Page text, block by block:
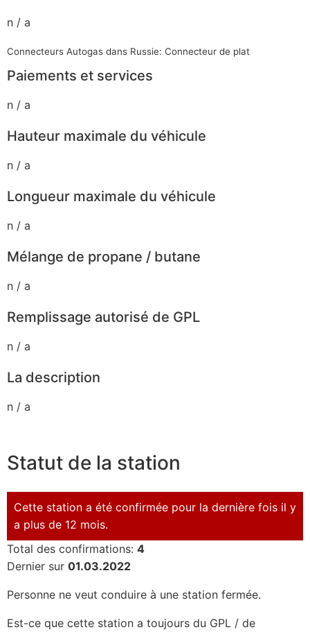
n / a
Connecteurs Autogas dans Russie: Connecteur de plat
Paiements et services
n / a
Hauteur maximale du véhicule
n / a
Longueur maximale du véhicule
n / a
Mélange de propane / butane
n / a
Remplissage autorisé de GPL
n / a
La description
n / a
Statut de la station
Cette station a été confirmée pour la dernière fois il y
a plus de 12 mois.
Total des confirmations: 4
Dernier sur 01.03.2022
Personne ne veut conduire à une station fermée.
Est-ce que cette station a toujours du GPL / de